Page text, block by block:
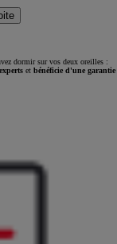
dormir sur vos deux oreilles :
et bénéficie d'une garantie